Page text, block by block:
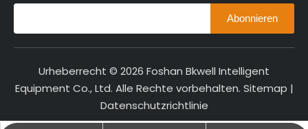
Abonnieren
Urheberrecht © 2026 Foshan Bkwell Intelligent
Equipment Co., Ltd. Alle Rechte vorbehalten. Sitemap |
Datenschutzrichtlinie